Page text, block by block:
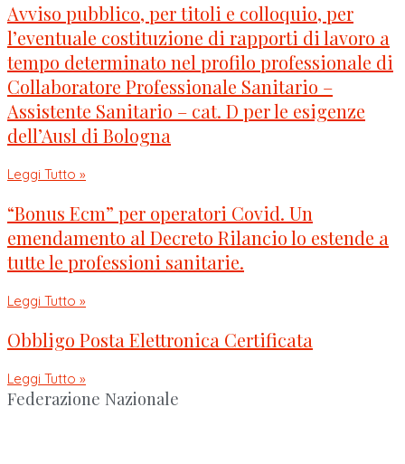
Avviso pubblico, per titoli e colloquio, per
l’eventuale costituzione di rapporti di lavoro a
tempo determinato nel profilo professionale di
Collaboratore Professionale Sanitario –
Assistente Sanitario – cat. D per le esigenze
dell’Ausl di Bologna
Leggi Tutto »
“Bonus Ecm” per operatori Covid. Un
emendamento al Decreto Rilancio lo estende a
tutte le professioni sanitarie.
Leggi Tutto »
Obbligo Posta Elettronica Certificata
Leggi Tutto »
Federazione Nazionale